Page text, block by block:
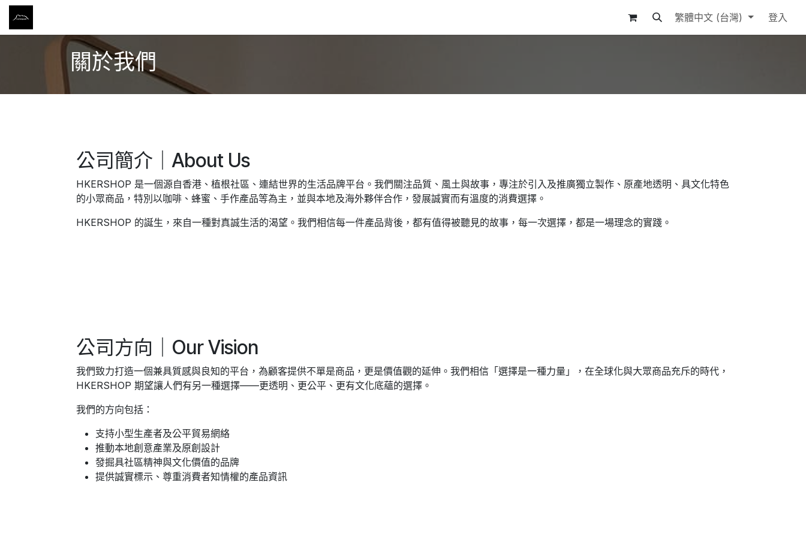
跳至內容
繁體中文 (台灣) 登入
關於我們
公司簡介｜About Us
HKERSHOP 是一個源自香港、植根社區、連結世界的生活品牌平台。我們關注品質、風土與故事，專注於引入及推廣獨立製作、原產地透明、具文化特色
的小眾商品，特別以咖啡、蜂蜜、手作產品等為主，並與本地及海外夥伴合作，發展誠實而有溫度的消費選擇。
HKERSHOP 的誕生，來自一種對真誠生活的渴望。我們相信每一件產品背後，都有值得被聽見的故事，每一次選擇，都是一場理念的實踐。
公司方向｜Our Vision
我們致力打造一個兼具質感與良知的平台，為顧客提供不單是商品，更是價值觀的延伸。我們相信「選擇是一種力量」，在全球化與大眾商品充斥的時代，
HKERSHOP 期望讓人們有另一種選擇——更透明、更公平、更有文化底蘊的選擇。
我們的方向包括：
支持小型生產者及公平貿易網絡
推動本地創意產業及原創設計
發掘具社區精神與文化價值的品牌
提供誠實標示、尊重消費者知情權的產品資訊